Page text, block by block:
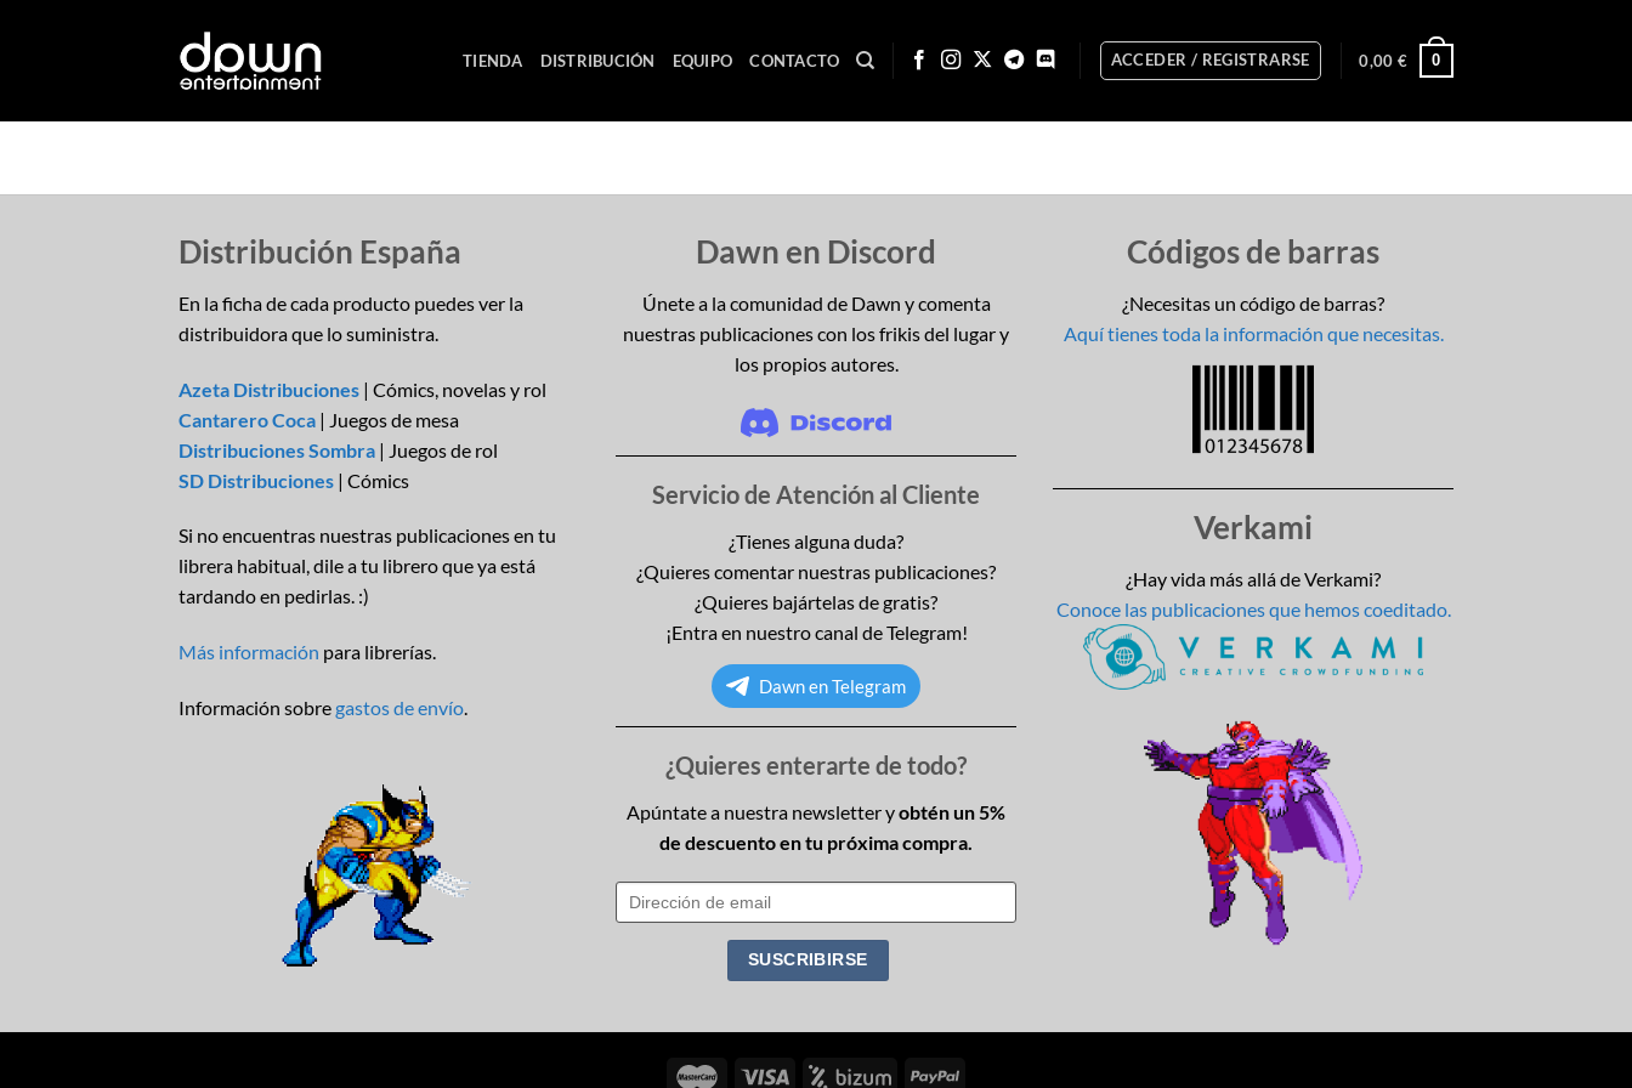
TIENDA DISTRIBUCIÓN EQUIPO CONTACTO ACCEDER / REGISTRARSE 0,00 € 0
Distribución España
En la ficha de cada producto puedes ver la
distribuidora que lo suministra.
Azeta Distribuciones | Cómics, novelas y rol
Cantarero Coca | Juegos de mesa
Distribuciones Sombra | Juegos de rol
SD Distribuciones | Cómics
Si no encuentras nuestras publicaciones en tu
librera habitual, dile a tu librero que ya está
tardando en pedirlas. :)
Más información para librerías.
Información sobregastos de envío.
Dawn en Discord
Únete a la comunidad de Dawn y comenta
nuestras publicaciones con los frikis del lugar y
los propios autores.
Servicio de Atención al Cliente
¿Tienes alguna duda?
¿Quieres comentar nuestras publicaciones?
¿Quieres bajártelas de gratis?
¡Entra en nuestro canal de Telegram!
Dawn en Telegram
¿Quieres enterarte de todo?
Apúntate a nuestra newsletter yobtén un 5%
de descuento en tu próxima compra.
Códigos de barras
¿Necesitas un código de barras?
Aquí tienes toda la información que necesitas.
Verkami
¿Hay vida más allá de Verkami?
Conoce las publicaciones que hemos coeditado.